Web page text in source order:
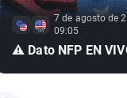
7 de agosto de
09:05
⚠️ Dato NFP EN